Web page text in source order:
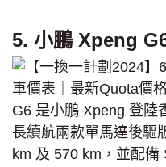
5. 小鵬 Xpeng
G6 是小鵬 Xpeng 登陸
長續航兩款單馬達後驅
km 及 570 km，並配備